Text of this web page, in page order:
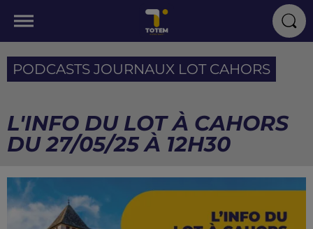
PODCASTS JOURNAUX LOT CAHORS
L'INFO DU LOT À CAHORS
DU 27/05/25 À 12H30